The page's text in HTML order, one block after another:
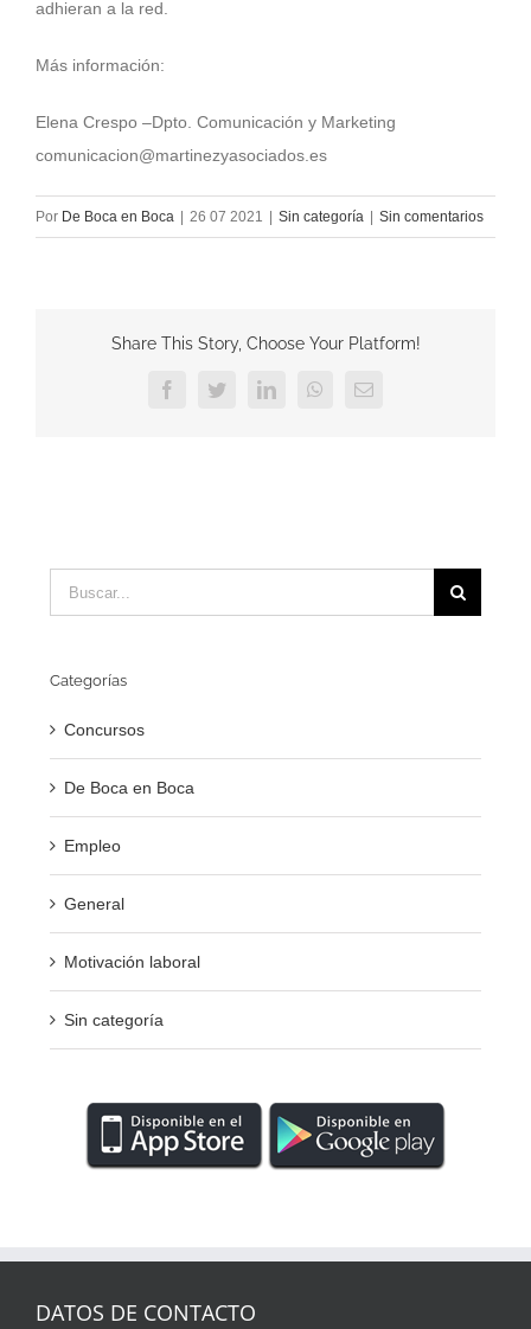
adhieran a la red.
Más información:
Elena Crespo –Dpto. Comunicación y Marketing
comunicacion@martinezyasociados.es
Por De Boca en Boca 26 07 2021 Sin categoría Sin comentarios
Share This Story, Choose Your Platform!
FacebookTwitterLinkedInWhatsAppCorreo
Buscar:
Categorías
Concursos
De Boca en Boca
Empleo
General
Motivación laboral
Sin categoría
DATOS DE CONTACTO